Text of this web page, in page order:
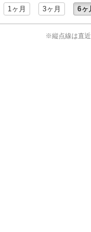
1ヶ月 3ヶ月 6ヶ
※縦点線は直近